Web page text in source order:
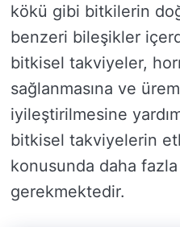
kökü gibi bitkilerin
benzeri bileşikler
bitkisel takviyeler,
sağlanmasına ve
iyileştirilmesine
bitkisel takviyelerin
konusunda daha fazla
gerekmektedir.